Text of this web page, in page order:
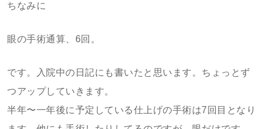
ちなみに
眼の手術通算、6回。
です。入院中の日記にも書いたと思います。ちょっとず
つアップしていきます。
半年〜一年後に予定している仕上げの手術は7回目となり